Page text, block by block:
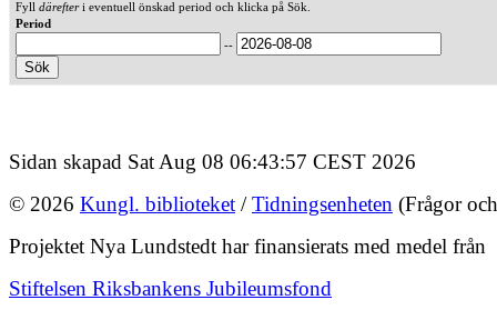
Fyll därefteri eventuell önskad period och klicka på Sök.
Period
--
Sidan skapad Sat Aug 08 06:43:57 CEST 2026
© 2026 Kungl. biblioteket /Tidningsenheten (Frågor
Projektet Nya Lundstedt har finansierats med medel från
Stiftelsen Riksbankens Jubileumsfond